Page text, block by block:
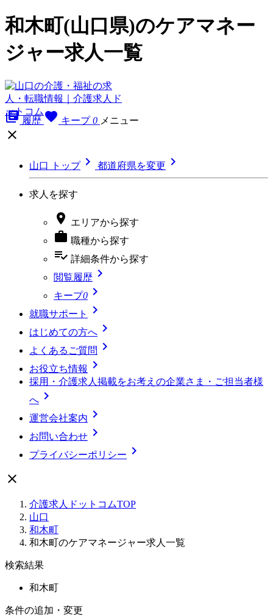
和木町(山口県)のケアマネー
ジャー求人一覧
library_books 履歴 favorite キープ 0 メニュー

山口 トップ 都道府県を変更 
求人を探す
 エリアから探す
 職種から探す
playlist_add_check 詳細条件から探す
閲覧履歴 
キープ0 
就職サポート 
はじめての方へ 
よくあるご質問 
お役立ち情報 
採用・介護求人掲載をお考えの企業さま・ご担当者様
へ 
運営会社案内 
お問い合わせ 
プライバシーポリシー 

介護求人ドットコムTOP
山口
和木町
和木町のケアマネージャー求人一覧
検索結果
和木町
条件の追加・変更